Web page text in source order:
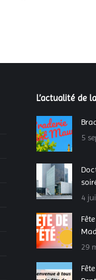
L’actualité de
5
4
29